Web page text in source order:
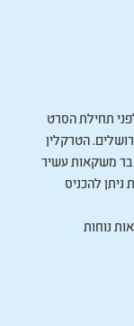
בטרקלין החופשי 45 דקות לפני תחילת הסרט
הטרקלין
בר משקאות עשיר
להכניס
נוחות